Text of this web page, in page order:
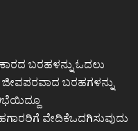
ಬರಹಳನ್ನು ಓದಲು
ಬರಹಗಳನ್ನು
ವೇದಿಕೆಒದಗಿಸುವುದು